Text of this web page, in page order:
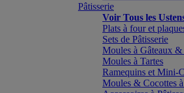
Pâtisserie
Voir Tous les
Plats à four et
Sets de Pâtisserie
Moules à Gâteaux
Moules à Tartes
Ramequins et Mini-
Moules & Cocottes